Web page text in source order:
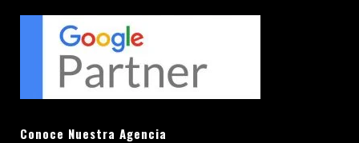
Conoce Nuestra Agencia